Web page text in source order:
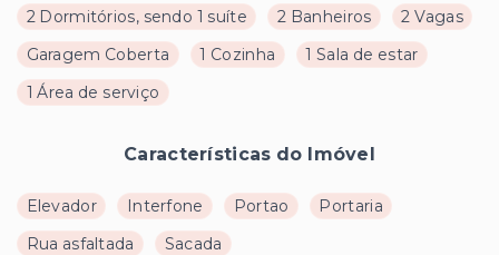
2 Dormitórios, sendo 1 suíte 2 Banheiros
2 Vagas
Garagem Coberta
1 Cozinha
1 Sala de estar
1 Área de serviço
Características do Imóvel
Elevador Interfone Portao
Portaria
Rua asfaltada
Sacada